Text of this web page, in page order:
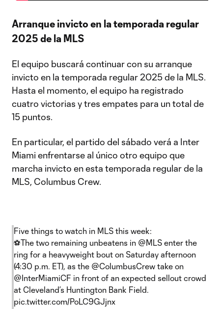
Arranque invicto en la temporada regular
2025 de la MLS
El equipo buscará continuar con su arranque
invicto en la temporada regular 2025 de la MLS.
Hasta el momento, el equipo ha registrado
cuatro victorias y tres empates para un total de
15 puntos.
En particular, el partido del sábado verá a Inter
Miami enfrentarse al único otro equipo que
marcha invicto en esta temporada regular de la
MLS, Columbus Crew.
Five things to watch in MLS this week:
⚽️The two remaining unbeatens in @MLS enter the
ring for a heavyweight bout on Saturday afternoon
(4:30 p.m. ET), as the @ColumbusCrew take on
@InterMiamiCF in front of an expected sellout crowd
at Cleveland’s Huntington Bank Field.
pic.twitter.com/PoLC9GJjnx